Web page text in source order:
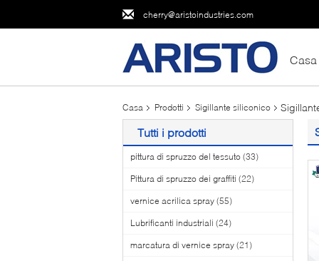
cherry@aristoindustries.com
Casa
Casa Prodotti Sigillante siliconico
Tutti i prodotti
pittura di spruzzo del tessuto (33)
Pittura di spruzzo dei graffiti (22)
vernice acrilica spray (55)
Lubrificanti industriali (24)
marcatura di vernice spray (21)